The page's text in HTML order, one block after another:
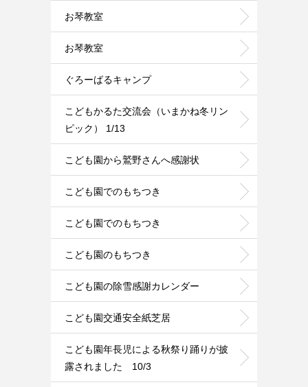
お琴教室
お琴教室
ぐろーばるキャンプ
こどもかるた交流会（いまかね冬リン
ピック） 1/13
こども園から鷲野さんへ感謝状
こども園でのもちつき
こども園でのもちつき
こども園のもちつき
こども園の除雪感謝カレンダー
こども園交通安全紙芝居
こども園年長児による秋祭り踊りが披
露されました 10/3